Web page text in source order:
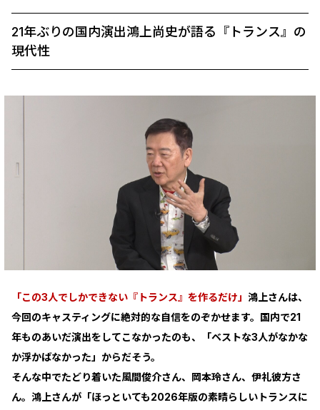
21年ぶりの国内演出――鴻上尚史が語る『トランス』の
現代性
「この3人でしかできない『トランス』を作るだけ」 ――鴻上さんは、
今回のキャスティングに絶対的な自信をのぞかせます。国内で21
年ものあいだ演出をしてこなかったのも、「ベストな3人がなかな
か浮かばなかった」からだそう。
そんな中でたどり着いた風間俊介さん、岡本玲さん、伊礼彼方さ
ん。鴻上さんが「ほっといても2026年版の素晴らしいトランスに